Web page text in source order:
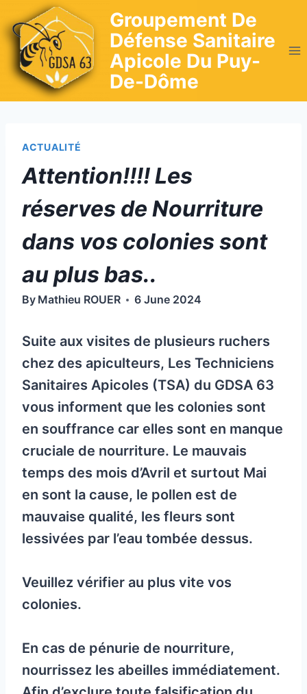
to
content
Groupement De
Défense Sanitaire
Apicole Du Puy-
De-Dôme
ACTUALITÉ
Attention!!!! Les
réserves de Nourriture
dans vos colonies sont
au plus bas..
By Mathieu ROUER 6 June 2024
Suite aux visites de plusieurs ruchers
chez des apiculteurs, Les Techniciens
Sanitaires Apicoles (TSA) du GDSA 63
vous informent que les colonies sont
en souffrance car elles sont en manque
cruciale de nourriture. Le mauvais
temps des mois d’Avril et surtout Mai
en sont la cause, le pollen est de
mauvaise qualité, les fleurs sont
lessivées par l’eau tombée dessus.
Veuillez vérifier au plus vite vos
colonies.
En cas de pénurie de nourriture,
nourrissez les abeilles immédiatement.